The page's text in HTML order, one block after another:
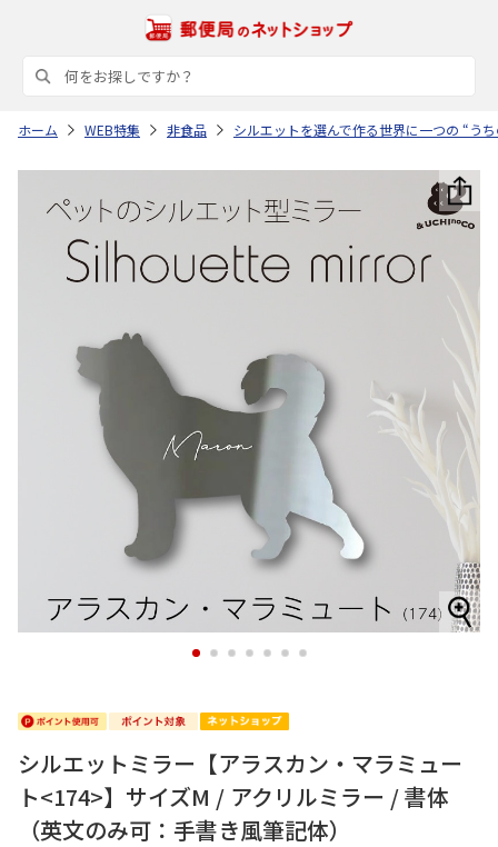
ホーム WEB特集 非食品 シルエットを選んで作る世界に一つの “う
1 2 3 4 5 6 7
シルエットミラー【アラスカン・マラミュー
ト<174>】サイズM / アクリルミラー / 書体
（英文のみ可：手書き風筆記体）